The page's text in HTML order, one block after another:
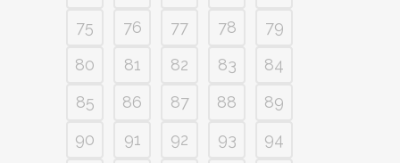
75
76 77 78
79
80
81 82 83
84
85
86 87 88
89
90
91 92 93
94